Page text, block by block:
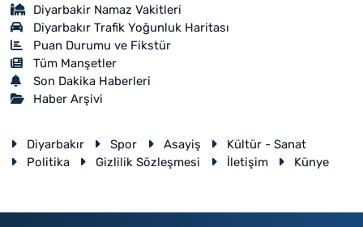
Diyarbakir Namaz Vakitleri
Diyarbakır Trafik Yoğunluk Haritası
Puan Durumu ve Fikstür
Tüm Manşetler
Son Dakika Haberleri
Haber Arşivi
Diyarbakır Spor Asayiş
Kültür - Sanat
Politika
Gizlilik Sözleşmesi İletişim Künye